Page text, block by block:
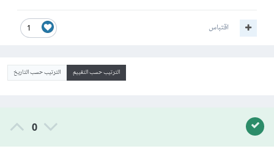
1 اقتباس
الترتيب حسب التقييم الترتيب حسب التاريخ
0